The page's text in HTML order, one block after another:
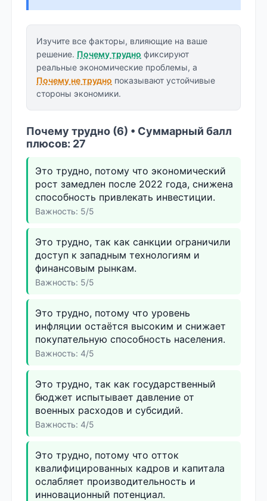
Изучите все факторы, влияющие на ваше
решение. Почему трудно фиксируют
реальные экономические проблемы, а
Почему не трудно показывают устойчивые
стороны экономики.
Почему трудно (6) • Суммарный балл
плюсов: 27
Это трудно, потому что экономический
рост замедлен после 2022 года, снижена
способность привлекать инвестиции.
Важность: 5/5
Это трудно, так как санкции ограничили
доступ к западным технологиям и
финансовым рынкам.
Важность: 5/5
Это трудно, потому что уровень
инфляции остаётся высоким и снижает
покупательную способность населения.
Важность: 4/5
Это трудно, так как государственный
бюджет испытывает давление от
военных расходов и субсидий.
Важность: 4/5
Это трудно, потому что отток
квалифицированных кадров и капитала
ослабляет производительность и
инновационный потенциал.